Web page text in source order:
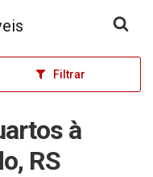
Filtrar
à
RS